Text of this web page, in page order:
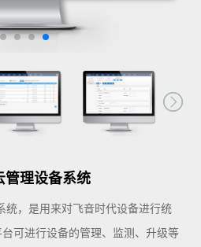
管理设备系统
统，是用来对飞音时代设备进行统
可进行设备的管理、监测、升级等